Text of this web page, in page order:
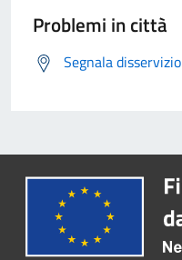
Problemi in città
Segnala disservizio